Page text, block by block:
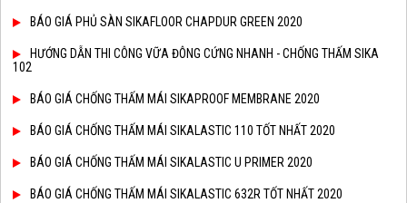
BÁO GIÁ PHỦ SÀN SIKAFLOOR CHAPDUR GREEN 2020
HƯỚNG DẪN THI CÔNG VỮA ĐÔNG CỨNG NHANH - CHỐNG THẤM SIKA
102
BÁO GIÁ CHỐNG THẤM MÁI SIKAPROOF MEMBRANE 2020
BÁO GIÁ CHỐNG THẤM MÁI SIKALASTIC 110 TỐT NHẤT 2020
BÁO GIÁ CHỐNG THẤM MÁI SIKALASTIC U PRIMER 2020
BÁO GIÁ CHỐNG THẤM MÁI SIKALASTIC 632R TỐT NHẤT 2020